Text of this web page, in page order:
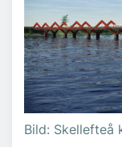
Bild: Skellefteå